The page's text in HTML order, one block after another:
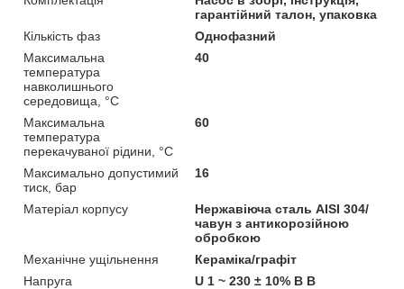
гарантійний талон, упаковка
Кількість фаз
Однофазний
Максимальна
температура
навколишнього
середовища, °C
40
Максимальна
температура
перекачуваної рідини, °C
60
Максимально допустимий
тиск, бар
16
Матеріал корпусу
Нержавіюча сталь AISI 304/
чавун з антикорозійною
обробкою
Механічне ущільнення
Кераміка/графіт
Напруга
U 1 ~ 230 ± 10% В В